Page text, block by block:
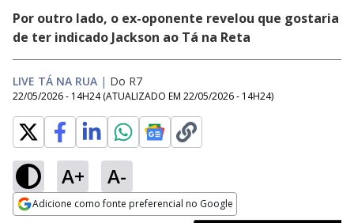
Por outro lado, o ex-oponente revelou que gostaria
de ter indicado Jackson ao Tá na Reta
LIVE TÁ NA RUA | Do R7
22/05/2026 - 14H24 (ATUALIZADO EM 22/05/2026 - 14H24)
A+ A-
Adicione como fonte preferencial no Google
Ativar
Loaded:
42.54%